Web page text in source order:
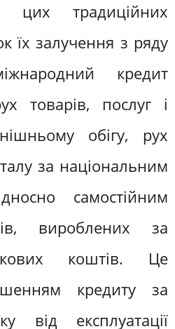
цих традиційних
їх залучення з ряду
кредит
товарів, послуг і
обігу, рух
за національним
самостійним
вироблених за
коштів. Це
кредиту за
від експлуатації